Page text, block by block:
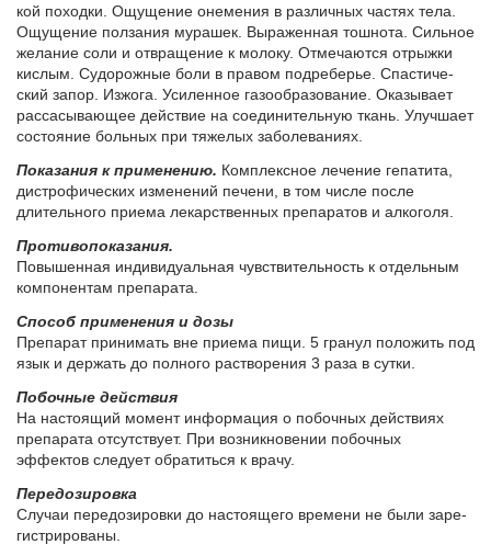
кой по­ход­ки. Ощу­ще­ние оне­ме­ния в раз­лич­ных ча­стях те­ла.
Ощу­ще­ние пол­за­ния му­ра­шек. Вы­ра­жен­ная тош­но­та. Силь­ное
же­ла­ние со­ли и от­вра­ще­ние к мо­ло­ку. От­ме­ча­ют­ся от­рыж­ки
кис­лым. Су­до­рож­ные бо­ли в пра­вом подре­бе­рье. Спа­сти­че­
ский за­пор. Из­жо­га. Уси­лен­ное га­зо­об­ра­зо­ва­ние. Ока­зы­ва­ет
рас­са­сы­ва­ю­щее действие на со­еди­ни­тель­ную ткань. Улуч­ша­ет
со­сто­я­ние боль­ных при тя­же­лых за­бо­ле­ва­ни­ях.
Показания к применению. Комплексное лечение гепатита,
дистрофических изменений печени, в том числе после
длительного приема лекарственных препаратов и алкоголя.
Противопоказания.
Повышенная индивидуальная чувствительность к отдельным
компонентам препарата.
Спо­соб при­ме­не­ния и до­зы
Препарат принимать вне приема пищи. 5 гранул положить под
язык и держать до полного растворения 3 раза в сутки.
По­боч­ные действия
На настоящий момент информация о побочных действиях
препарата отсутствует. При возникновении побочных
эффектов следует обратиться к врачу.
Пе­ре­до­зи­ров­ка
Слу­чаи пе­ре­до­зи­ров­ки до на­сто­я­ще­го вре­ме­ни не бы­ли за­ре­
ги­стри­ро­ва­ны.